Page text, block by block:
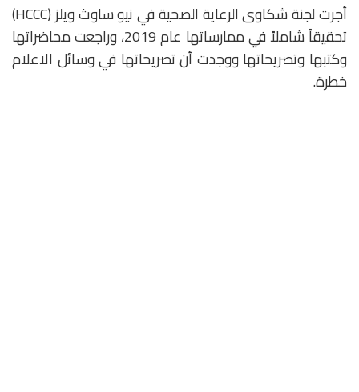
أجرت لجنة شكاوى الرعاية الصحية في نيو ساوث ويلز (HCCC)
تحقيقاً شاملاً في ممارساتها عام 2019، وراجعت محاضراتها
وكتبها وتصريحاتها ووجدت أن تصريحاتها في وسائل الاعلام
خطرة.